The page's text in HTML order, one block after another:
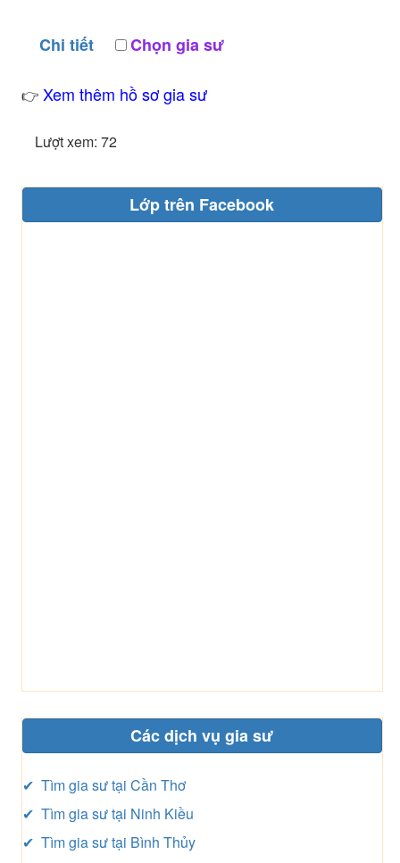
Chi tiết Chọn gia sư
👉 Xem thêm hồ sơ gia sư
Lượt xem: 72
Lớp trên Facebook
Các dịch vụ gia sư
✔ Tìm gia sư tại Cần Thơ
✔ Tìm gia sư tại Ninh Kiều
✔ Tìm gia sư tại Bình Thủy